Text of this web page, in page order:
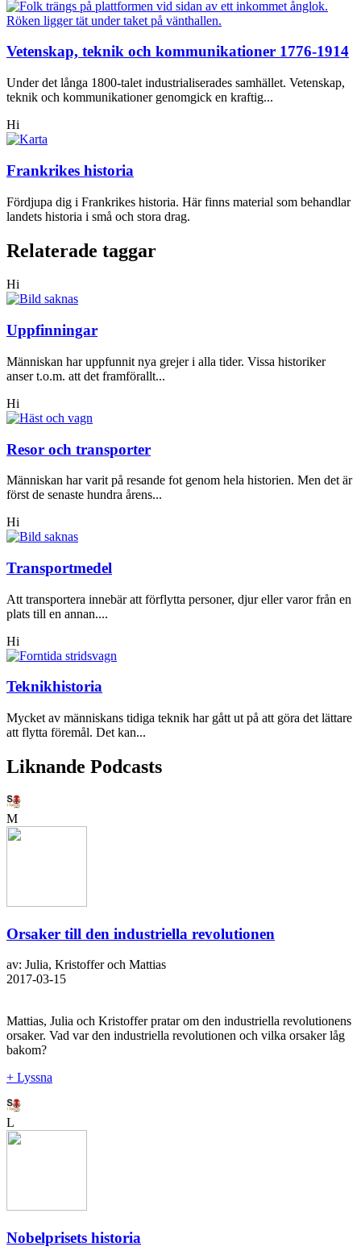
Vetenskap, teknik och kommunikationer 1776-1914
Under det långa 1800-talet industrialiserades samhället. Vetenskap,
teknik och kommunikationer genomgick en kraftig...
Hi
Frankrikes historia
Fördjupa dig i Frankrikes historia. Här finns material som behandlar
landets historia i små och stora drag.
Relaterade taggar
Hi
Uppfinningar
Människan har uppfunnit nya grejer i alla tider. Vissa historiker
anser t.o.m. att det framförallt...
Hi
Resor och transporter
Människan har varit på resande fot genom hela historien. Men det är
först de senaste hundra årens...
Hi
Transportmedel
Att transportera innebär att förflytta personer, djur eller varor från en
plats till en annan....
Hi
Teknikhistoria
Mycket av människans tidiga teknik har gått ut på att göra det lättare
att flytta föremål. Det kan...
Liknande Podcasts
M
Orsaker till den industriella revolutionen
av: Julia, Kristoffer och Mattias
2017-03-15
Mattias, Julia och Kristoffer pratar om den industriella revolutionens
orsaker. Vad var den industriella revolutionen och vilka orsaker låg
bakom?
+ Lyssna
L
Nobelprisets historia